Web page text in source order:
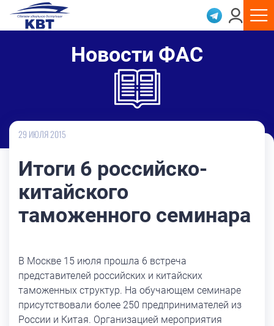
Новости ФАС
29 ИЮЛЯ 2015
Итоги 6 российско-
китайского
таможенного семинара
В Москве 15 июля прошла 6 встреча
представителей российских и китайских
таможенных структур. На обучающем семинаре
присутствовали более 250 предпринимателей из
России и Китая. Организацией мероприятия